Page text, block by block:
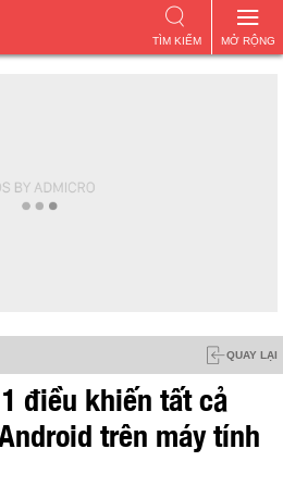
MỞ RỘNG
TÌM KIẾM
QUAY LẠI
điều khiến tất cả
trên máy tính